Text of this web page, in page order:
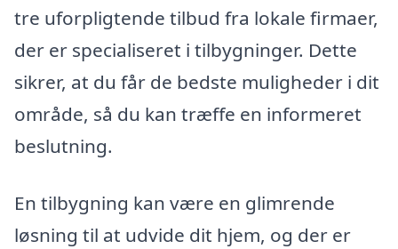
tre uforpligtende tilbud fra lokale firmaer,
der er specialiseret i tilbygninger. Dette
sikrer, at du får de bedste muligheder i dit
område, så du kan træffe en informeret
beslutning.
En tilbygning kan være en glimrende
løsning til at udvide dit hjem, og der er